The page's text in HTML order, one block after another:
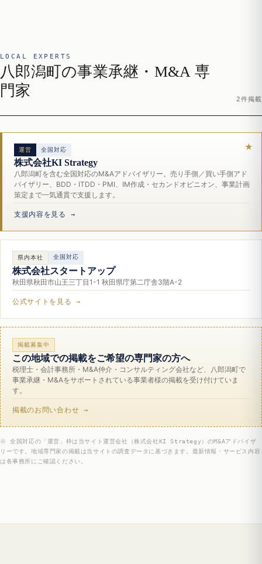
LOCAL EXPERTS
八郎潟町の事業承継・M&A 専
門家
2件掲載
運営 全国対応
株式会社KI Strategy
八郎潟町を含む全国対応のM&Aアドバイザリー。売り手側／買い手側アド
バイザリー、BDD・ITDD・PMI、IM作成・セカンドオピニオン、事業計画
策定まで一気通貫で支援します。
支援内容を見る →
県内本社 全国対応
株式会社スタートアップ
秋田県秋田市山王三丁目1-1 秋田県庁第二庁舎3階A-2
公式サイトを見る →
掲載募集中
この地域での掲載をご希望の専門家の方へ
税理士・会計事務所・M&A仲介・コンサルティング会社など、八郎潟町で
事業承継・M&Aをサポートされている事業者様の掲載を受け付けていま
す。
掲載のお問い合わせ →
※ 全国対応の「運営」枠は当サイト運営会社（株式会社KI Strategy）のM&Aアドバイザ
リーです。地域専門家の掲載は当サイトの調査データに基づきます。最新情報・サービス内容
は各事務所にご確認ください。